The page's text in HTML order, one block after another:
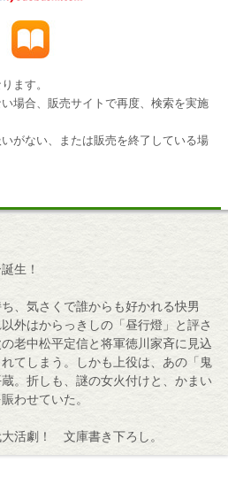
ます。
場合、販売サイトで再度、検索を実施
がない、または販売を終了している場
生！
、気さくで誰からも好かれる快男
外はからっきしの「昼行燈」と評さ
老中松平定信と将軍徳川家斉に見込
てしまう。しかも上役は、あの「鬼
。折しも、謎の女火付けと、かまい
わせていた。
活劇！ 文庫書き下ろし。